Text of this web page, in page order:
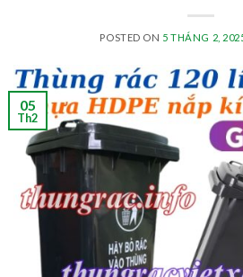
POSTED ON 5 THÁNG 2,
05
Th2